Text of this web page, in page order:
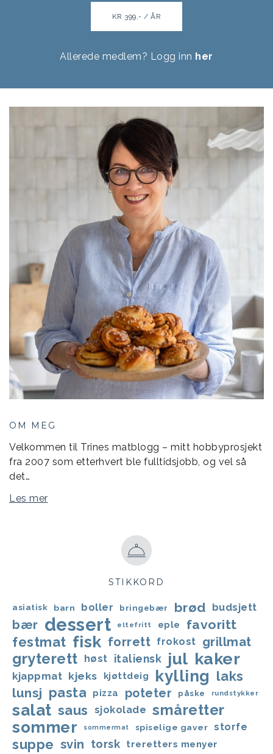
KR 399,- / ÅR
Allerede medlem? Logg inn her
OM MEG
Velkommen til Trines matblogg – mitt hobbyprosjekt
fra 2007 som etterhvert ble fulltidsjobb, og vel så
det…
Les mer
STIKKORD
asiatisk barn boller bringebær brød budsjett
bær dessert eltefritt eple favoritt
festmat fisk forrett frokost grillmat
gryterett høst italiensk jul kaker
kjappmat kjeks kjøttdeig kylling laks
lunsj pasta pizza poteter påske rundstykker
salat saus sjokolade småretter
sommer sommermat spiselige gaver storfe
suppe svin torsk treretters menyer